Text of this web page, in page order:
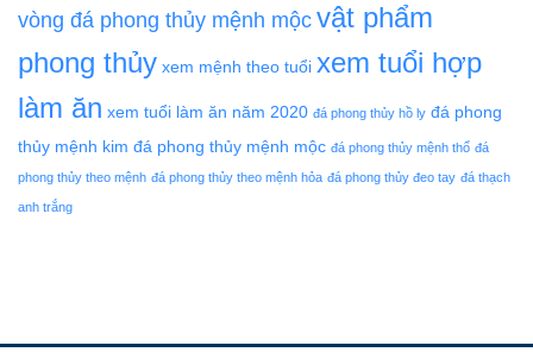
vòng đá phong thủy mệnh mộc vật phẩm
phong thủy xem mệnh theo tuổi xem tuổi hợp
làm ăn xem tuổi làm ăn năm 2020 đá phong thủy hồ ly đá phong
thủy mệnh kim đá phong thủy mệnh mộc đá phong thủy mệnh thổ đá
phong thủy theo mệnh đá phong thủy theo mệnh hỏa đá phong thủy đeo tay đá thạch
anh trắng